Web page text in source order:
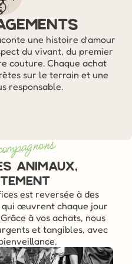
une histoire d’amour
du vivant, du premier
couture. Chaque achat
sur le terrain et une
responsable.
animaux,
est reversée à des
qui œuvrent chaque jour
à vos achats, nous
et tangibles, avec